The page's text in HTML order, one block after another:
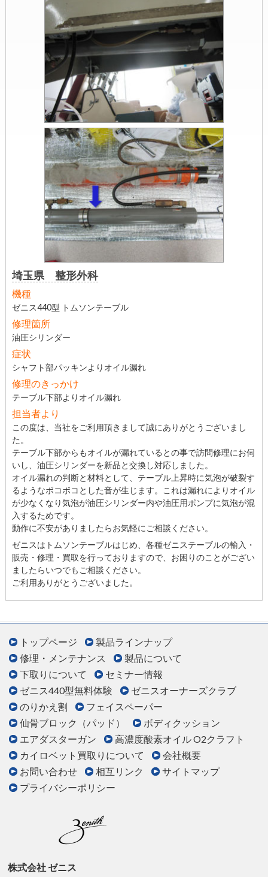
埼玉県 整形外科
機種
ゼニス440型 トムソンテーブル
修理箇所
油圧シリンダー
症状
シャフト部パッキンよりオイル漏れ
修理のきっかけ
テーブル下部よりオイル漏れ
担当者より
この度は、当社をご利用頂きまして誠にありがとうございまし
た。
テーブル下部からもオイルが漏れているとの事で訪問修理にお伺
いし、油圧シリンダーを新品と交換し対応しました。
オイル漏れの判断と材料として、テーブル上昇時に気泡が破裂す
るようなボコボコとした音が生じます。これは漏れによりオイル
が少なくなり気泡が油圧シリンダー内や油圧用ポンプに気泡が混
入するためです。
動作に不安がありましたらお気軽にご相談ください。
ゼニスはトムソンテーブルはじめ、各種ゼニステーブルの輸入・
販売・修理・買取を行っておりますので、お困りのことがござい
ましたらいつでもご相談ください。
ご利用ありがとうございました。
トップページ
製品ラインナップ
修理・メンテナンス
製品について
下取りについて
セミナー情報
ゼニス440型無料体験
ゼニスオーナーズクラブ
のりかえ割
フェイスペーパー
仙骨ブロック（パッド）
ボディクッション
エアダスターガン
高濃度酸素オイル O2クラフト
カイロベット買取りについて
会社概要
お問い合わせ
相互リンク
サイトマップ
プライバシーポリシー
株式会社 ゼニス